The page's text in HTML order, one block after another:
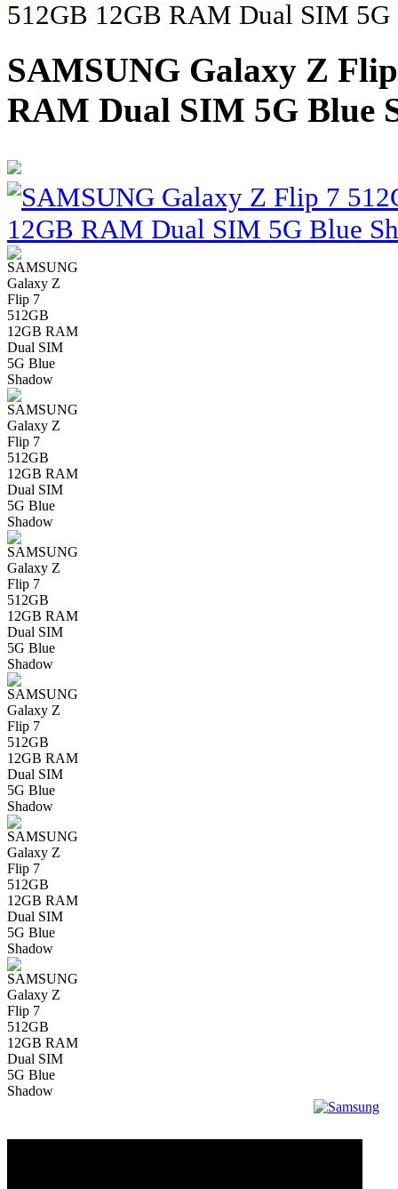
512GB 12GB RAM Dual SIM 5G
SAMSUNG Galaxy Z
RAM Dual SIM 5G Blue